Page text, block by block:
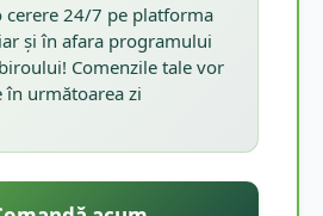
cerere 24/7 pe platforma
și în afara programului
Comenzile tale vor
în următoarea zi